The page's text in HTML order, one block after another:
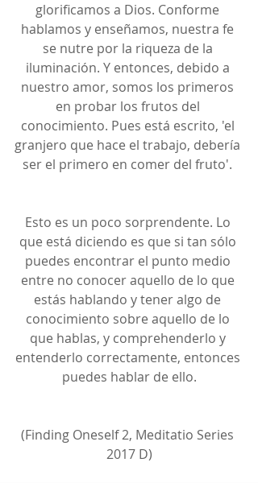
glorificamos a Dios. Conforme
hablamos y enseñamos, nuestra fe
se nutre por la riqueza de la
iluminación. Y entonces, debido a
nuestro amor, somos los primeros
en probar los frutos del
conocimiento. Pues está escrito, 'el
granjero que hace el trabajo, debería
ser el primero en comer del fruto'.
Esto es un poco sorprendente. Lo
que está diciendo es que si tan sólo
puedes encontrar el punto medio
entre no conocer aquello de lo que
estás hablando y tener algo de
conocimiento sobre aquello de lo
que hablas, y comprehenderlo y
entenderlo correctamente, entonces
puedes hablar de ello.
(Finding Oneself 2, Meditatio Series
2017 D)